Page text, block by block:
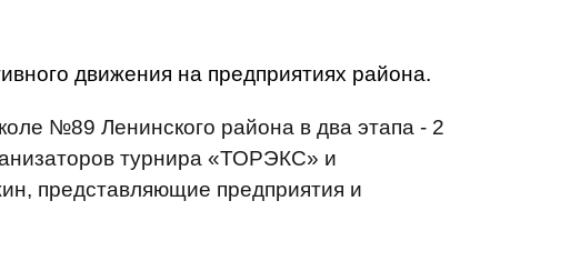
движения на предприятиях района.
№89 Ленинского района в два этапа - 2
турнира «ТОРЭКС» и
представляющие предприятия и